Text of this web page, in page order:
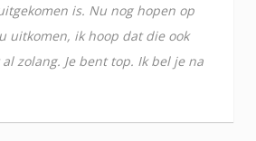
is. Nu nog hopen op
uitkomen, ik hoop dat die ook
zolang. Je bent top. Ik bel je na